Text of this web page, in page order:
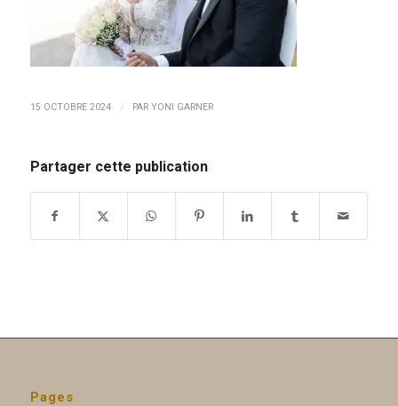
15 OCTOBRE 2024 / PAR YONI GARNER
Partager cette publication
Pages